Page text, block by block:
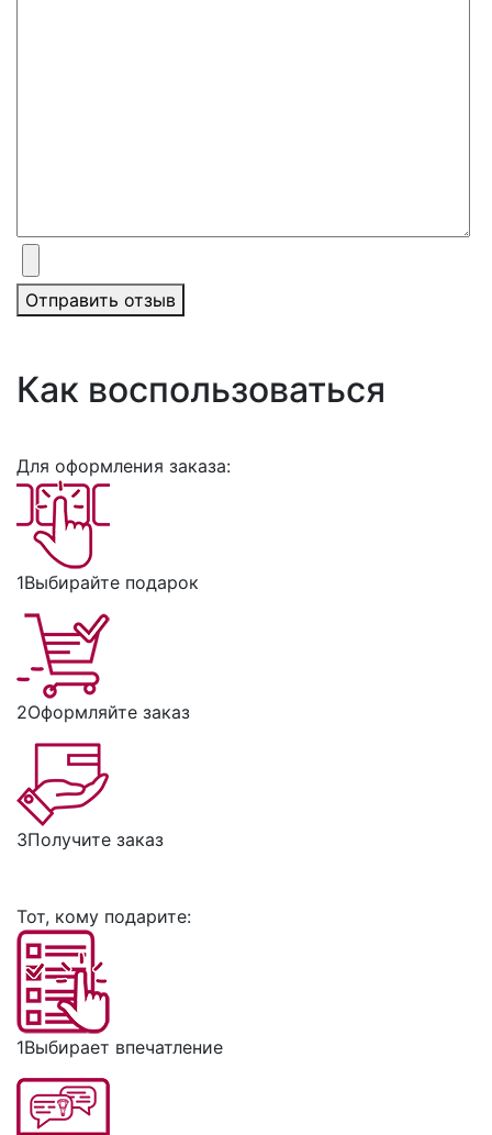
Отправить отзыв
Как воспользоваться
Для оформления заказа:
1Выбирайте подарок
2Оформляйте заказ
3Получите заказ
Тот, кому подарите:
1Выбирает впечатление